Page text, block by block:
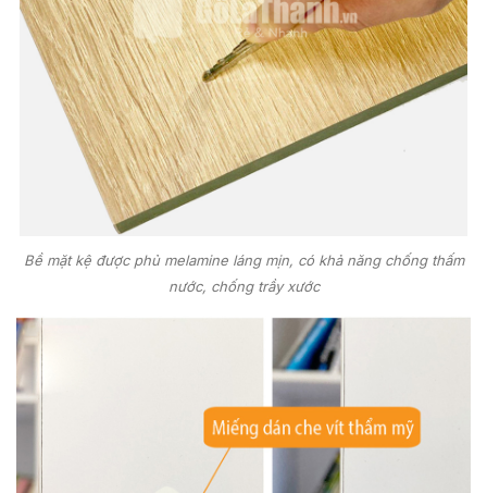
Bề mặt kệ được phủ melamine láng mịn, có khả năng chống thấm
nước, chống trầy xước